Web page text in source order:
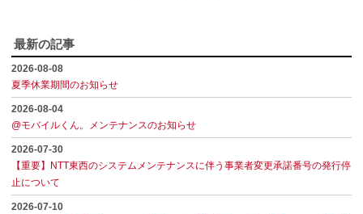
最新の記事
2026-08-08
夏季休業期間のお知らせ
2026-08-04
@モバイルくん。メンテナンスのお知らせ
2026-07-30
【重要】NTT東西のシステムメンテナンスに伴う事業者変更承諾番号の発行停
止について
2026-07-10